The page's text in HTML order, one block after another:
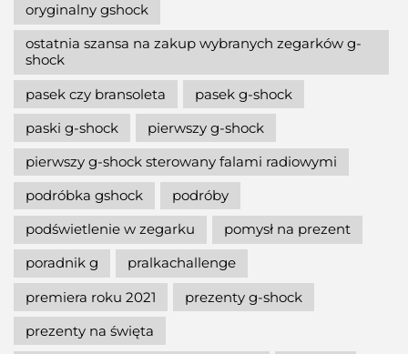
oryginalny gshock
ostatnia szansa na zakup wybranych zegarków g-
shock
pasek czy bransoleta
pasek g-shock
paski g-shock
pierwszy g-shock
pierwszy g-shock sterowany falami radiowymi
podróbka gshock
podróby
podświetlenie w zegarku
pomysł na prezent
poradnik g
pralkachallenge
premiera roku 2021
prezenty g-shock
prezenty na święta